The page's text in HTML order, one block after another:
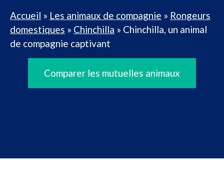
Accueil » Les animaux de compagnie » Rongeurs
domestiques » Chinchilla » Chinchilla, un animal
de compagnie captivant
Comparer les mutuelles animaux